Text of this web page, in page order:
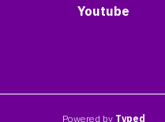
Youtube
Powered by Typed